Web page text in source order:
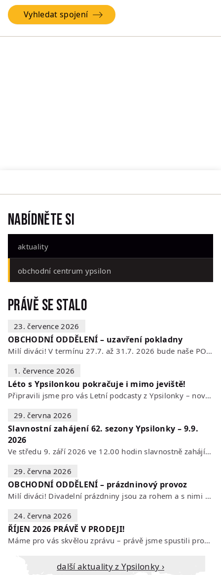
Vyhledat spojení
Nabídněte si
aktuality
obchodní centrum ypsilon
Právě se stalo
23. července 2026
OBCHODNÍ ODDĚLENÍ – uzavření pokladny
Milí diváci! V termínu 27.7. až 31.7. 2026 bude naše POKLADNA z technických…
1. července 2026
Léto s Ypsilonkou pokračuje i mimo jeviště!
Připravili jsme pro vás Letní podcasty z Ypsilonky – novou sérii rozhovorů s…
29. června 2026
Slavnostní zahájení 62. sezony Ypsilonky – 9.9.
2026
Ve středu 9. září 2026 ve 12.00 hodin slavnostně zahájíme novou divadelní…
29. června 2026
OBCHODNÍ ODDĚLENÍ – prázdninový provoz
Milí diváci! Divadelní prázdniny jsou za rohem a s nimi se mění i otevírací…
24. června 2026
ŘÍJEN 2026 PRÁVĚ V PRODEJI!
Máme pro vás skvělou zprávu – právě jsme spustili prodej vstupenek na říjen…
Další aktuality z Ypsilonky ›